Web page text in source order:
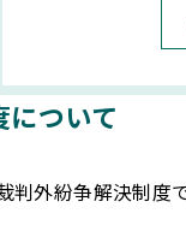
ついて
判外紛争解決制